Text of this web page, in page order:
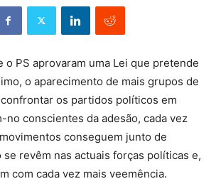
o PS aprovaram uma Lei que pretende
o aparecimento de mais grupos de
os partidos políticos em
no conscientes da adesão, cada vez
conseguem junto de
se revêm nas actuais forças políticas e,
com cada vez mais veemência.